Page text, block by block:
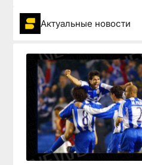
Актуальные новости